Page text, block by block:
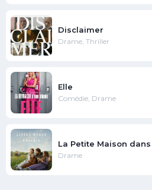
Disclaimer
Drame, Thriller
Elle
Comédie, Drame
La Petite Maison
Drame